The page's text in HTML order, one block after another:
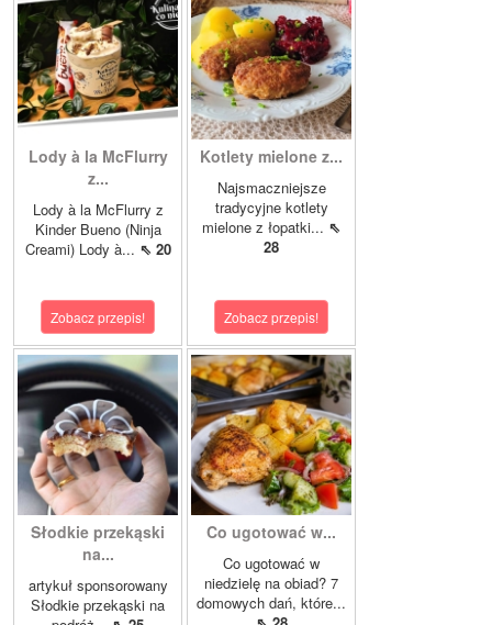
Lody à la McFlurry
z...
Lody à la McFlurry z
Kinder Bueno (Ninja
Creami) Lody à... ⇖ 20
Zobacz przepis!
Kotlety mielone z...
Najsmaczniejsze
tradycyjne kotlety
mielone z łopatki... ⇖
28
Zobacz przepis!
Słodkie przekąski
na...
artykuł sponsorowany
Słodkie przekąski na
Co ugotować w...
Co ugotować w
niedzielę na obiad? 7
domowych dań, które...